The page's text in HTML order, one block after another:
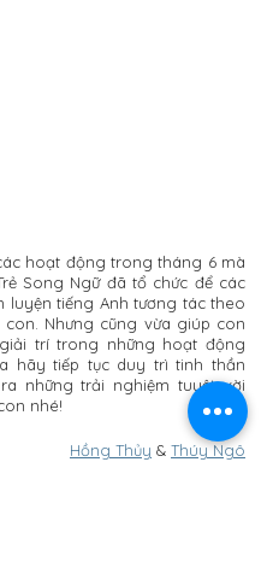
hoạt động trong tháng 6 mà
Song Ngữ đã tổ chức để các
luyện tiếng Anh tương tác theo
con. Nhưng cũng vừa giúp con
trí trong những hoạt động
hãy tiếp tục duy trì tinh thần
những trải nghiệm tuyệt vời
nhé!
Hồng Thủy & Thúy Ngô